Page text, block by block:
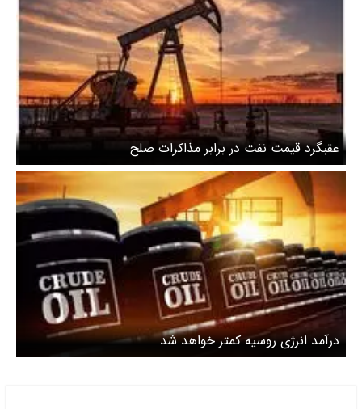
عقبگرد قیمت نفت در برابر مذاکرات صلح
درآمد انرژی روسیه کمتر خواهد شد